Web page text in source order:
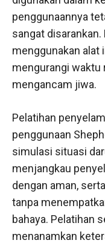
penggunaannya
sangat
menggunakan
mengurangi waktu
mengancam jiwa.
Pelatihan
penggunaan
simulasi situasi
menjangkau
dengan aman,
tanpa
bahaya. Pelatihan
menanamkan